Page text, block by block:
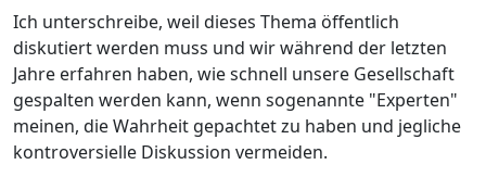
Ich unterschreibe, weil dieses Thema öffentlich
diskutiert werden muss und wir während der letzten
Jahre erfahren haben, wie schnell unsere Gesellschaft
gespalten werden kann, wenn sogenannte "Experten"
meinen, die Wahrheit gepachtet zu haben und jegliche
kontroversielle Diskussion vermeiden.